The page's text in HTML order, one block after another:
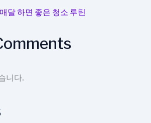
달 하면 좋은 청소 루틴
니다.